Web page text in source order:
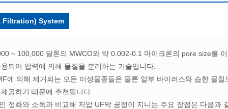
Filtration) System
~ 100,000 달톤의 MWCO와 약 0.002-0.1 마이크론의 pore size를
되어 압력에 의해 물질을 분리하는 기술입니다.
에 의해 제거되는 모든 미생물종들은 물론 일부 바이러스와 습한 물
공하기 때문에 추천됩니다.
정화와 소독과 비교해 저압 UF막 공정이 지니는 주요 장점은 다음과